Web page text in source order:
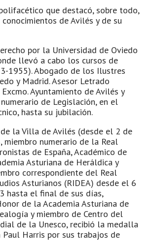
que destacó, sobre todo,
de Avilés y de su
por la Universidad de Oviedo
llevó a cabo los cursos de
1955). Abogado de los Ilustres
y Madrid. Asesor Letrado
Ayuntamiento de Avilés y
de Legislación, en el
hasta su jubilación.
la Villa de Avilés (desde el 2 de
miembro numerario de la Real
de España, Académico de
Asturiana de Heráldica y
correspondiente del Real
Asturianos (RIDEA) desde el 6
hasta el final de sus días,
de la Academia Asturiana de
y miembro de Centro del
de la Unesco, recibió la medalla
Paul Harris por sus trabajos de